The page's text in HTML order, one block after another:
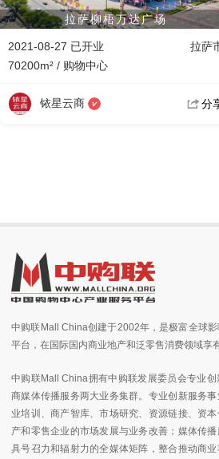
拉萨柳梧万达广场
2021-08-27 已开业
拉萨
70200m² / 购物中心
铱星云商 分
中购联Mall China创建于2002年，是极富全球
平台，在国际国内商业地产和泛零售消费领域享
中购联Mall China拥有中购联发展委员会专业
商媒体传播服务两大业务集群。专业创新服务
业培训、商产智库、市场研究、资源链接、资
产和零售企业的市场发展与业务改善；媒体传
具号召力和辐射力的全媒体矩阵，整合推动商